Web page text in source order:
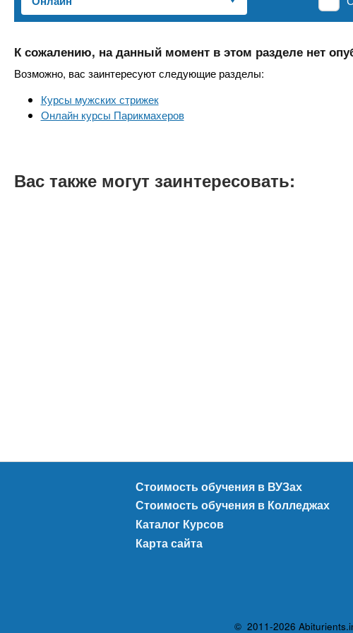
n
t
s
i
n
х
з
а
в
й
К сожалению, на данный момент в этом разделе нет
Возможно, вас заинтересуют следующие разделы:
Курсы мужских стрижек
Онлайн курсы Парикмахеров
Вас также могут заинтересовать:
Стоимость обучения в ВУЗах
Стоимость обучения в Колледжах
Каталог Курсов
Карта сайта
© 2011-2026